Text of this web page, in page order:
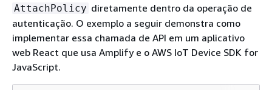
AttachPolicy diretamente dentro da operação de
autenticação. O exemplo a seguir demonstra como
implementar essa chamada de API em um aplicativo
web React que usa Amplify e o AWS IoT Device SDK for
JavaScript.